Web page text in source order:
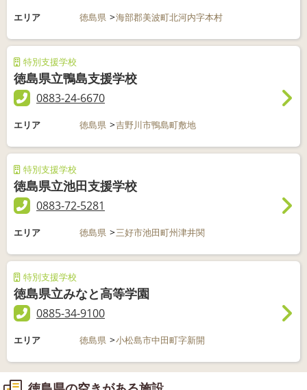
エリア 徳島県 海部郡美波町北河内字本村
特別支援学校
徳島県立鴨島支援学校
0883-24-6670
エリア 徳島県 吉野川市鴨島町敷地
特別支援学校
徳島県立池田支援学校
0883-72-5281
エリア 徳島県 三好市池田町州津井関
特別支援学校
徳島県立みなと高等学園
0885-34-9100
エリア 徳島県 小松島市中田町字新開